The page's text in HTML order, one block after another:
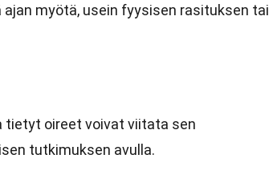
myötä, usein fyysisen rasituksen tai
tietyt oireet voivat viitata sen
tutkimuksen avulla.